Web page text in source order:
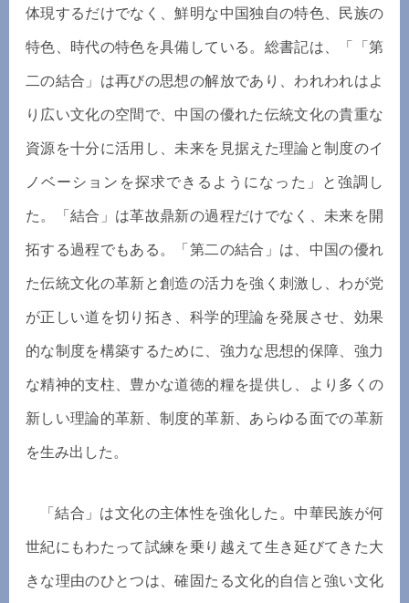
体現するだけでなく、鮮明な中国独自の特色、民族の
特色、時代の特色を具備している。総書記は、「「第
二の結合」は再びの思想の解放であり、われわれはよ
り広い文化の空間で、中国の優れた伝統文化の貴重な
資源を十分に活用し、未来を見据えた理論と制度のイ
ノベーションを探求できるようになった」と強調し
た。「結合」は革故鼎新の過程だけでなく、未来を開
拓する過程でもある。「第二の結合」は、中国の優れ
た伝統文化の革新と創造の活力を強く刺激し、わが党
が正しい道を切り拓き、科学的理論を発展させ、効果
的な制度を構築するために、強力な思想的保障、強力
な精神的支柱、豊かな道徳的糧を提供し、より多くの
新しい理論的革新、制度的革新、あらゆる面での革新
を生み出した。
「結合」は文化の主体性を強化した。中華民族が何
世紀にもわたって試練を乗り越えて生き延びてきた大
きな理由のひとつは、確固たる文化的自信と強い文化